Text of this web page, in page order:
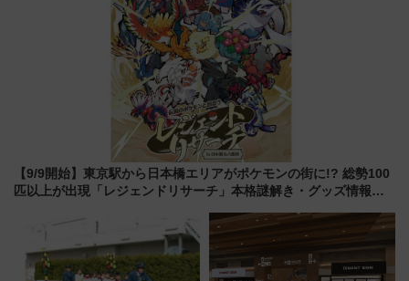
【9/9開始】東京駅から日本橋エリアがポケモンの街に!? 総勢100
匹以上が出現「レジェンドリサーチ」本格謎解き・グッズ情報ま